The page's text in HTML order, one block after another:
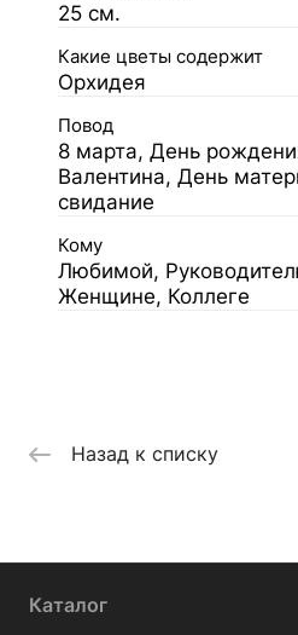
25 см.
Какие цветы содержит
Орхидея
Повод
8 марта, День
Валентина, День
свидание
Кому
Любимой,
Женщине, Коллеге
Назад к списку
Каталог